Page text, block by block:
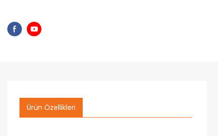
Ürün Özellikleri